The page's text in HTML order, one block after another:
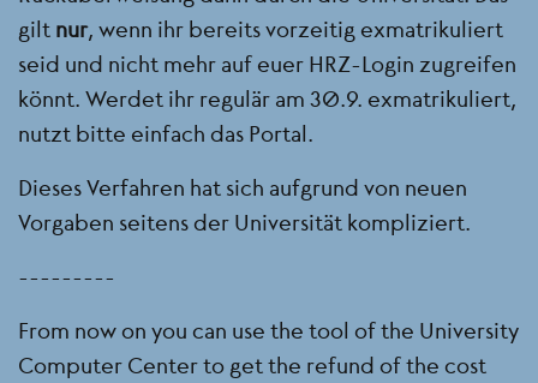
gilt nur, wenn ihr bereits vorzeitig exmatrikuliert
seid und nicht mehr auf euer HRZ-Login zugreifen
könnt. Werdet ihr regulär am 30.9. exmatrikuliert,
nutzt bitte einfach das Portal.
Dieses Verfahren hat sich aufgrund von neuen
Vorgaben seitens der Universität kompliziert.
---------
From now on you can use the tool of the University
Computer Center to get the refund of the cost